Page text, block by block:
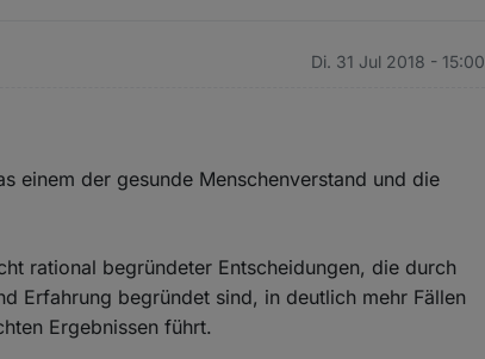
Di. 31 Jul 2018 - 15:00
einem der gesunde Menschenverstand und die
rational begründeter Entscheidungen, die durch
Erfahrung begründet sind, in deutlich mehr Fällen
Ergebnissen führt.